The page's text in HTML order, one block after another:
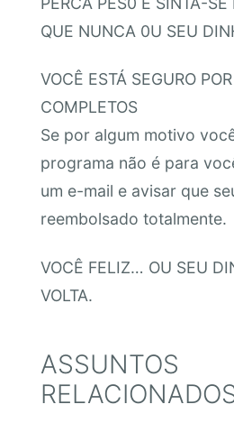
QUE NUNCA 0U SEU
VOCÊ ESTÁ SEGURO
COMPLETOS
Se por algum motivo
programa não é para
um e-mail e avisar que
reembolsado totalmente.
VOCÊ FELIZ… OU SEU
VOLTA.
ASSUNTOS